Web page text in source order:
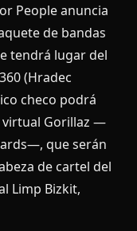
People anuncia
de bandas
tendrá lugar del
(Hradec
checo podrá
virtual Gorillaz —
que serán
de cartel del
Limp Bizkit,